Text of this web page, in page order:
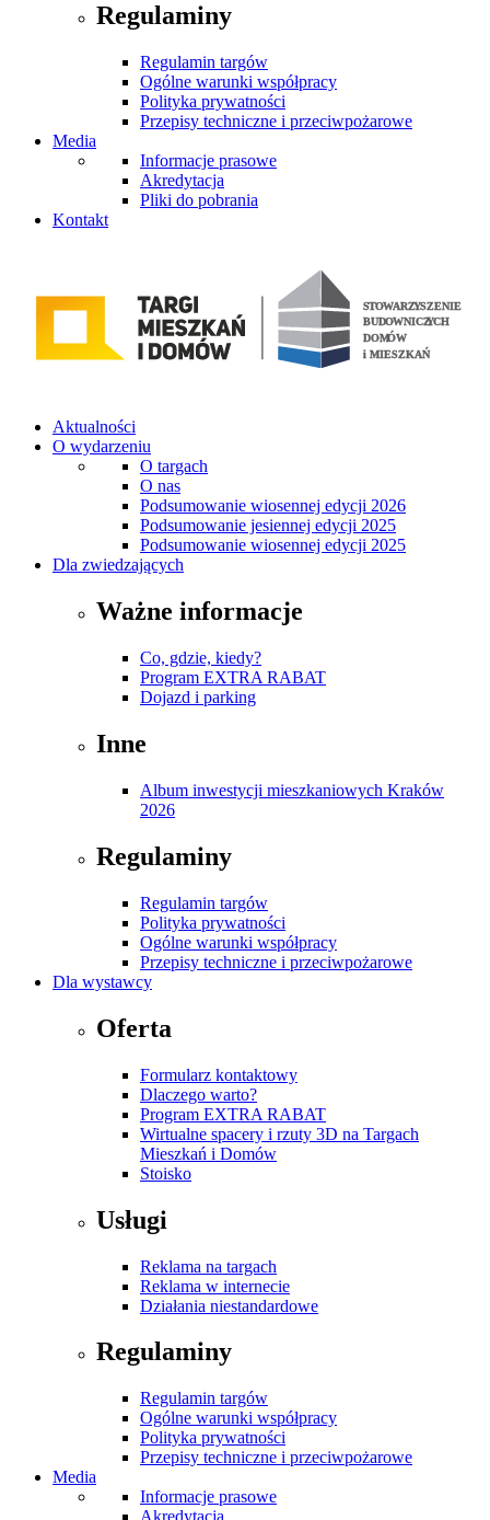
Regulaminy
Regulamin targów
Ogólne warunki współpracy
Polityka prywatności
Przepisy techniczne i przeciwpożarowe
Media
Informacje prasowe
Akredytacja
Pliki do pobrania
Kontakt
Aktualności
O wydarzeniu
O targach
O nas
Podsumowanie wiosennej edycji 2026
Podsumowanie jesiennej edycji 2025
Podsumowanie wiosennej edycji 2025
Dla zwiedzających
Ważne informacje
Co, gdzie, kiedy?
Program EXTRA RABAT
Dojazd i parking
Inne
Album inwestycji mieszkaniowych Kraków
2026
Regulaminy
Regulamin targów
Polityka prywatności
Ogólne warunki współpracy
Przepisy techniczne i przeciwpożarowe
Dla wystawcy
Oferta
Formularz kontaktowy
Dlaczego warto?
Program EXTRA RABAT
Wirtualne spacery i rzuty 3D na Targach
Mieszkań i Domów
Stoisko
Usługi
Reklama na targach
Reklama w internecie
Działania niestandardowe
Regulaminy
Regulamin targów
Ogólne warunki współpracy
Polityka prywatności
Przepisy techniczne i przeciwpożarowe
Media
Informacje prasowe